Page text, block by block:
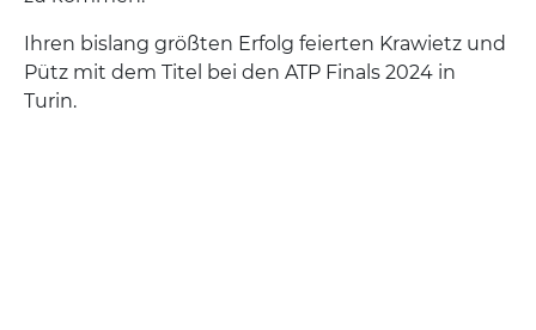
Ihren bislang größten Erfolg feierten Krawietz und
Pütz mit dem Titel bei den ATP Finals 2024 in
Turin.